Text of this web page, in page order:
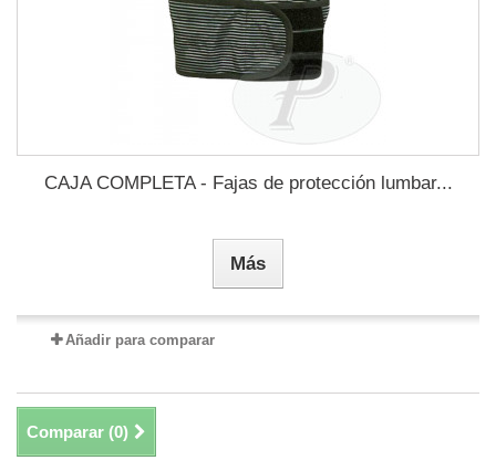
CAJA COMPLETA - Fajas de protección lumbar...
Más
Añadir para comparar
Comparar (0)